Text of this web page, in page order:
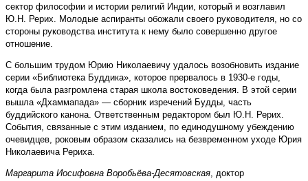
сектор философии и истории религий Индии, который и возглавил
Ю.Н. Рерих. Молодые аспиранты обожали своего руководителя, но со
стороны руководства института к нему было совершенно другое
отношение.
С большим трудом Юрию Николаевичу удалось возобновить издание
серии «Библиотека Буддика», которое прервалось в 1930-е годы,
когда была разгромлена старая школа востоковедения. В этой серии
вышла «Дхаммапада» — сборник изречений Будды, часть
буддийского канона. Ответственным редактором был Ю.Н. Рерих.
События, связанные с этим изданием, по единодушному убеждению
очевидцев, роковым образом сказались на безвременном уходе Юрия
Николаевича Рериха.
Маргарита Иосифовна Воробьёва-Десятовская , доктор